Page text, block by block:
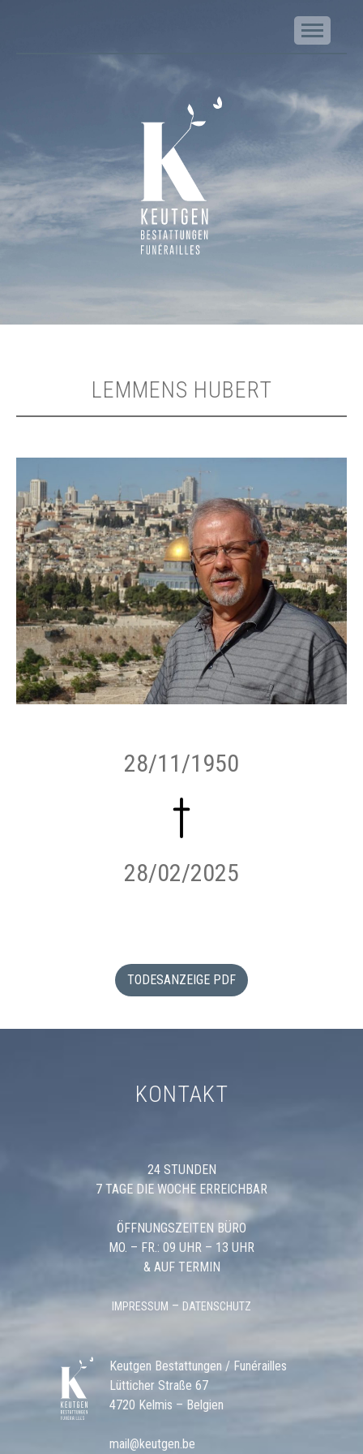
Keutgen | Bestattungen - Funérailles
LEMMENS HUBERT
28/11/1950
28/02/2025
TODESANZEIGE PDF
KONTAKT
Keutgen Bestattungen / Funérailles
Lütticher Straße 67
4720 Kelmis – Belgien
mail@keutgen.be
24 STUNDEN
7 TAGE DIE WOCHE ERREICHBAR
ÖFFNUNGSZEITEN BÜRO
MO. – FR.: 09 UHR – 13 UHR
& AUF TERMIN
IMPRESSUM – DATENSCHUTZ